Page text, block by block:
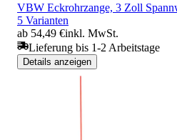
VBW Eckrohrzange, 3 Zoll
5 Varianten
ab 54,49 €inkl. MwSt.
Lieferung bis 1-2 Arbeitstage
Details anzeigen